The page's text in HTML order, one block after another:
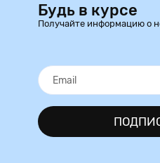
Будь в курсе
Получайте информацию о